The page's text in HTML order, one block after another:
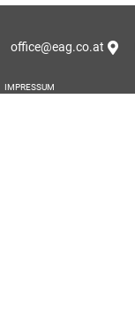
office@eag.co.at
IMPRESSUM